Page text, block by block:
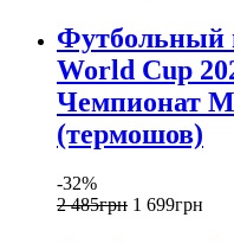
Футбольный
World Cup
Чемпионат
(термошов)
-32%
2 485грн 1 699грн